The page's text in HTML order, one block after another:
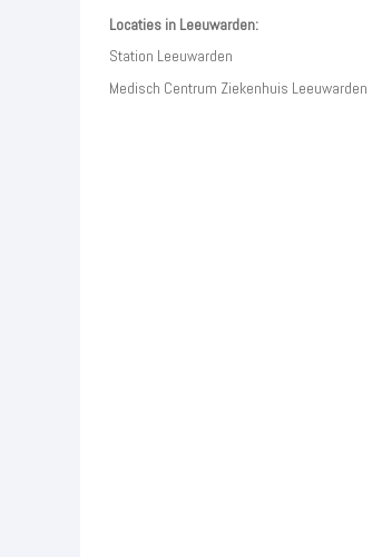
Locaties in Leeuwarden:
Station Leeuwarden
Medisch Centrum Ziekenhuis Leeuwarden